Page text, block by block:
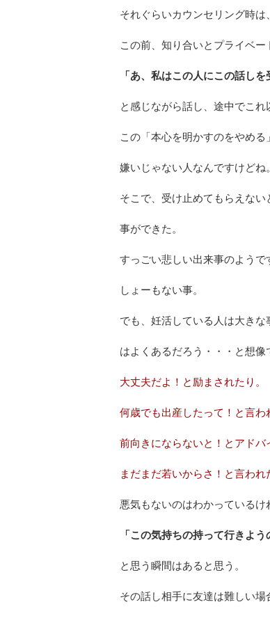
それぐらいカウンセリング時は
この前、知り合いとプライベー
「あ、私はこの人にこの話し
と感じながら話し、途中でこれ
この「本心を明かすのをやめる
嫌いじゃない人なんですけどね。
そこで、受け止めてもらえな
事ができた。
すっごい悲しい出来事のようで
しょーもない事。
でも、妊活している人は大き
はよくあるだろう・・・と想像
大丈夫だよ！と励まされたり。
何歳でも出産したって！と言わ
前向きにならないと！とアドバ
まだまだ若いからさ！と言われ
悪気もないのはわかっているけ
「この気持ちの持って行きよ
と思う瞬間はあると思う。
その話し相手に友達は難しい場